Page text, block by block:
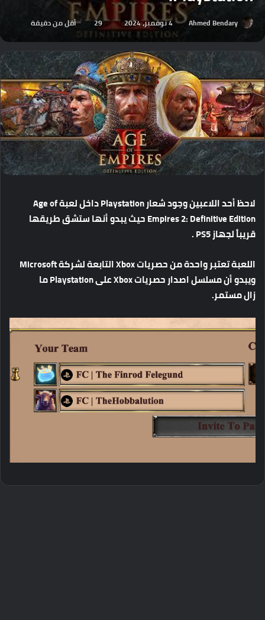
Ahmed Bendary 4 نوفمبر، 2024 29 أقل من دقيقة
لاحظأحداللاعبينوجودشعار داخللعبةAge of
Empires 2: Definitive Editionحيثيبدوأنهاستشقطريقها
قريباًلجهاز
اللعبةتعتبرواحدةمنحصريات التابعةلشركة
ويبدوأنمسلسلاصدارحصريات على
ما
زالمستمر.